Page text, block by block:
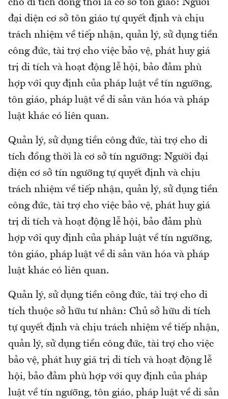
cho di tích đồng thời là cơ sở tôn giáo: Người
đại diện cơ sở tôn giáo tự quyết định và chịu
trách nhiệm về tiếp nhận, quản lý, sử dụng tiền
công đức, tài trợ cho việc bảo vệ, phát huy giá
trị di tích và hoạt động lễ hội, bảo đảm phù
hợp với quy định của pháp luật về tín ngưỡng,
tôn giáo, pháp luật về di sản văn hóa và pháp
luật khác có liên quan.
Quản lý, sử dụng tiền công đức, tài trợ cho di
tích đồng thời là cơ sở tín ngưỡng: Người đại
diện cơ sở tín ngưỡng tự quyết định và chịu
trách nhiệm về tiếp nhận, quản lý, sử dụng tiền
công đức, tài trợ cho việc bảo vệ, phát huy giá
trị di tích và hoạt động lễ hội, bảo đảm phù
hợp với quy định của pháp luật về tín ngưỡng,
tôn giáo, pháp luật về di sản văn hóa và pháp
luật khác có liên quan.
Quản lý, sử dụng tiền công đức, tài trợ cho di
tích thuộc sở hữu tư nhân: Chủ sở hữu di tích
tự quyết định và chịu trách nhiệm về tiếp nhận,
quản lý, sử dụng tiền công đức, tài trợ cho việc
bảo vệ, phát huy giá trị di tích và hoạt động lễ
hội, bảo đảm phù hợp với quy định của pháp
luật về tín ngưỡng, tôn giáo, pháp luật về di sản